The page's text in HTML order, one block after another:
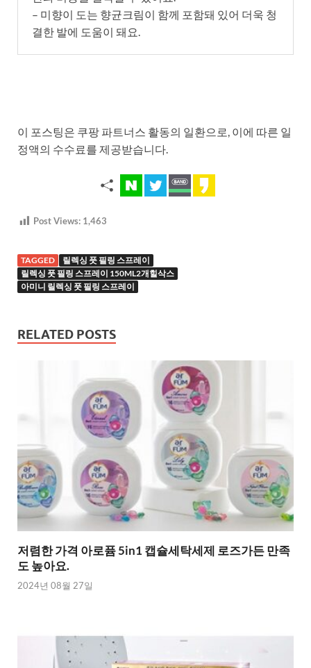
– 미향이 도는 향균크림이 함께 포함돼 있어 더욱 청
결한 발에 도움이 돼요.
이 포스팅은 쿠팡 파트너스 활동의 일환으로, 이에 따른 일
정액의 수수료를 제공받습니다.
Post Views: 1,463
TAGGED
릴렉싱 풋 필링 스프레이
릴렉싱 풋 필링 스프레이 150ML2개힐삭스
아미니 릴렉싱 풋 필링 스프레이
RELATED POSTS
저렴한 가격 아로퓸 5in1 캡슐세탁세제 로즈가든 만족
도 높아요.
2024년 08월 27일